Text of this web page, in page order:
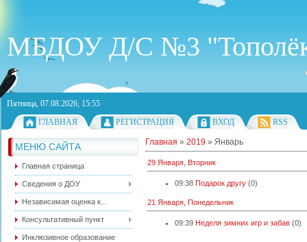
МБДОУ Д/С №3
Пятница, 07.08.2026, 15:55
ГЛАВНАЯ
РЕГИСТРАЦИЯ ВХОД RSS
МЕНЮ САЙТА
Главная страница
Сведения о ДОУ
Независимая оценка к...
Консультативный пункт
Инклюзивное образование
Главная » 2019 » Январь
29 Января, Вторник
09:38 Подарок другу (0)
21 Января, Понедельник
09:39 Неделя зимних игр и забав (0)